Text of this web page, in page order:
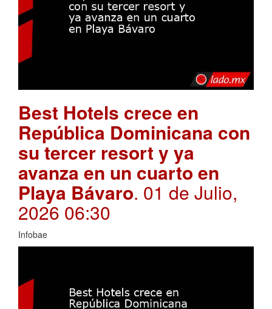
Best Hotels crece en
República Dominicana con
su tercer resort y ya
avanza en un cuarto en
Playa Bávaro. 01 de Julio,
2026 06:30
Infobae